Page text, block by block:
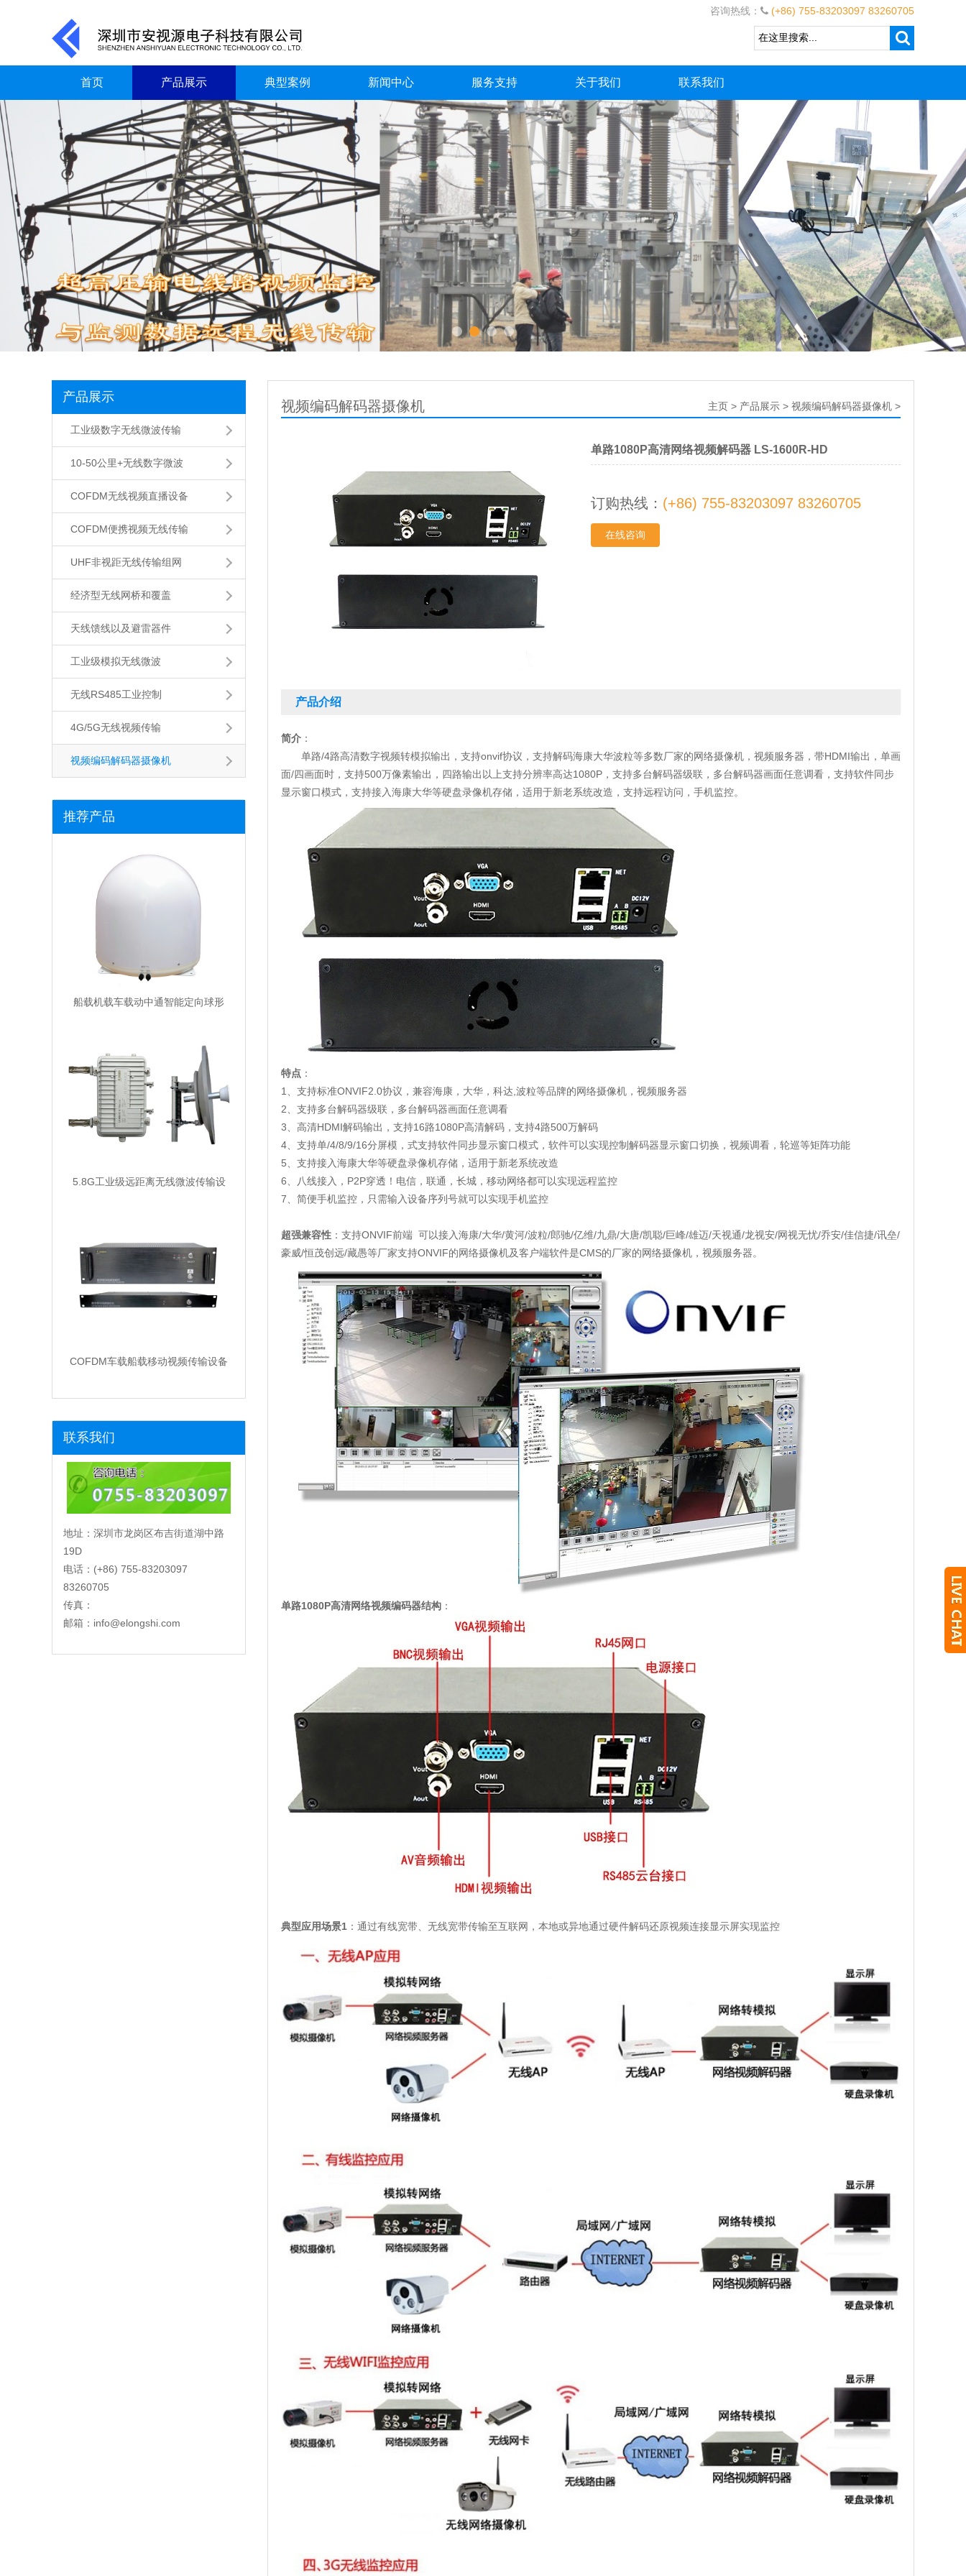
咨询热线： (+86) 755-83203097 83260705
首页 产品展示 典型案例 新闻中心 服务支持 关于我们 联系我们
产品展示
工业级数字无线微波传输
10-50公里+无线数字微波
COFDM无线视频直播设备
COFDM便携视频无线传输
UHF非视距无线传输组网
经济型无线网桥和覆盖
天线馈线以及避雷器件
工业级模拟无线微波
无线RS485工业控制
4G/5G无线视频传输
视频编码解码器摄像机
推荐产品
船载机载车载动中通智能定向球形
5.8G工业级远距离无线微波传输设
COFDM车载船载移动视频传输设备
联系我们
地址：深圳市龙岗区布吉街道湖中路
19D
电话：(+86) 755-83203097
83260705
传真：
邮箱：info@elongshi.com
视频编码解码器摄像机 主页 > 产品展示 > 视频编码解码器摄像机 >
单路1080P高清网络视频解码器 LS-1600R-HD
订购热线： (+86) 755-83203097 83260705
在线咨询
产品介绍
简介 ：
单路/4路高清数字视频转模拟输出，支持onvif协议，支持解码海康大华波粒等多数厂家的网络摄像机，视频服务器，带HDMI输出，单画
面/四画面时，支持500万像素输出，四路输出以上支持分辨率高达1080P，支持多台解码器级联，多台解码器画面任意调看，支持软件同步
显示窗口模式，支持接入海康大华等硬盘录像机存储，适用于新老系统改造，支持远程访问，手机监控。
特点 ：
1、支持标准ONVIF2.0协议，兼容海康，大华，科达,波粒等品牌的网络摄像机，视频服务器
2、支持多台解码器级联，多台解码器画面任意调看
3、高清HDMI解码输出，支持16路1080P高清解码，支持4路500万解码
4、支持单/4/8/9/16分屏模，式支持软件同步显示窗口模式，软件可以实现控制解码器显示窗口切换，视频调看，轮巡等矩阵功能
5、支持接入海康大华等硬盘录像机存储，适用于新老系统改造
6、八线接入，P2P穿透！电信，联通，长城，移动网络都可以实现远程监控
7、简便手机监控，只需输入设备序列号就可以实现手机监控
超强兼容性 ：支持ONVIF前端 可以接入海康/大华/黄河/波粒/郎驰/亿维/九鼎/大唐/凯聪/巨峰/雄迈/天视通/龙视安/网视无忧/乔安/佳信捷/讯垒/
豪威/恒茂创远/藏愚等厂家支持ONVIF的网络摄像机及客户端软件是CMS的厂家的网络摄像机，视频服务器。
单路1080P高清网络视频编码器结构 ：
典型应用场景1 ：通过有线宽带、无线宽带传输至互联网，本地或异地通过硬件解码还原视频连接显示屏实现监控